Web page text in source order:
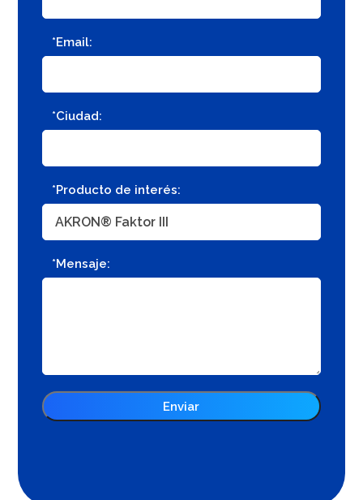
*Email:
*Ciudad:
*Producto de interés:
*Mensaje: